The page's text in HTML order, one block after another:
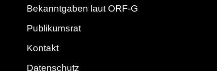
Bekanntgaben laut ORF-G
Publikumsrat
Kontakt
Datenschutz